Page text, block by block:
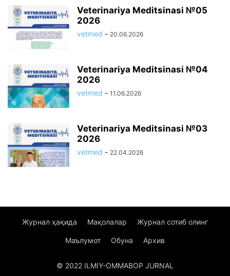
Veterinariya Meditsinasi №05
2026
vetmed - 20.06.2026
Veterinariya Meditsinasi №04
2026
vetmed - 11.06.2026
Veterinariya Meditsinasi №03
2026
vetmed - 22.04.2026
Журнал ҳақида Мақолалар Журнал сотиб олинг
Маълумот Обуна Архив
© 2022 ILMIY-OMMABOP JURNAL